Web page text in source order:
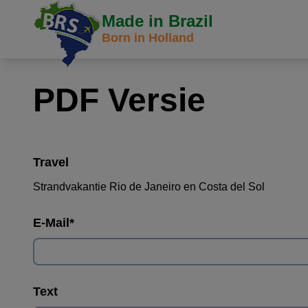
Made in Brazil
Born in Holland
PDF Versie
Travel
Strandvakantie Rio de Janeiro en Costa del Sol
E-Mail *
Text